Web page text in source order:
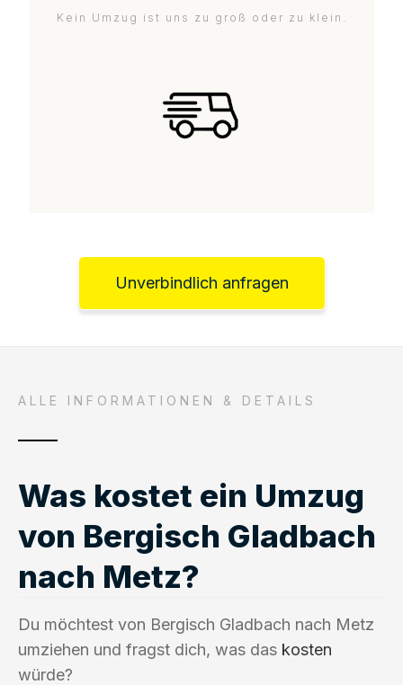
Kein Umzug ist uns zu groß oder zu klein.
Unverbindlich anfragen
ALLE INFORMATIONEN & DETAILS
Was kostet ein Umzug
von Bergisch Gladbach
nach Metz?
Du möchtest von Bergisch Gladbach nach Metz
umziehen und fragst dich, was das kosten
würde?